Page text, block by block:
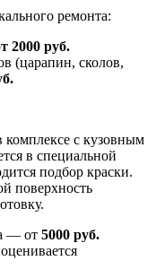
ремонта:
2000 руб.
(царапин, сколов,
комплексе с кузовным
в специальной
подбор краски.
поверхность
— от 5000 руб.